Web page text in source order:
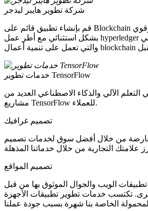
شركة تطوير هايبر ليدجر
قم بإنشاء تطبيق قائم على Blockchain متعدد الاستخدامات وقوي
بشكل استثنائي مع أطر عمل hyperledger الممكّنة للعقد الذكي
خدمات تطوير TensorFlow
الآلي والذكاء الاصطناعي العديد من
مشاريع TensorFlow للعملاء.
تصميم غرافيك
من خلال أفضل سوق لخدمات تصميم
علامتك التجارية من خلال خدماتنا المذهلة
تصميم المواقع
الويب والجوال الموثوق بها من قبل
تكتسب خدمات تطوير تطبيقات الأجهزة